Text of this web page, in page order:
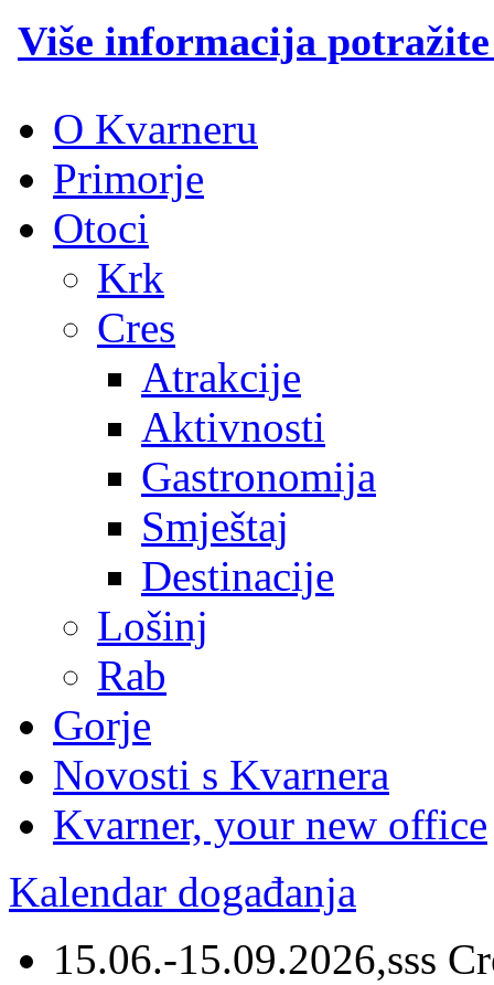
Više informacija
O Kvarneru
Primorje
Otoci
Krk
Cres
Atrakcije
Aktivnosti
Gastronomija
Smještaj
Destinacije
Lošinj
Rab
Gorje
Novosti s Kvarnera
Kvarner, your new office
Kalendar događanja
15.06.-15.09.2026,sss